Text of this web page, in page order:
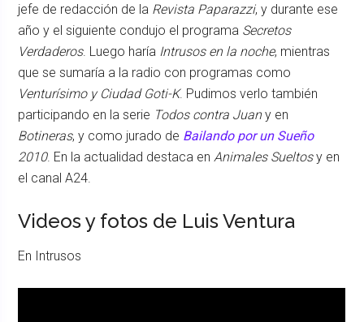
jefe de redacción de la Revista Paparazzi, y durante ese
año y el siguiente condujo el programa Secretos
Verdaderos. Luego haría Intrusos en la noche, mientras
que se sumaría a la radio con programas como
Venturísimo y Ciudad Goti-K. Pudimos verlo también
participando en la serie Todos contra Juany en
Botineras, y como jurado de Bailando por un Sueño
2010. En la actualidad destaca en Animales Sueltosy en
el canal A24.
Videos y fotos de Luis Ventura
En Intrusos